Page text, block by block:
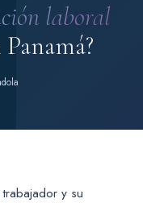
laboral
y su